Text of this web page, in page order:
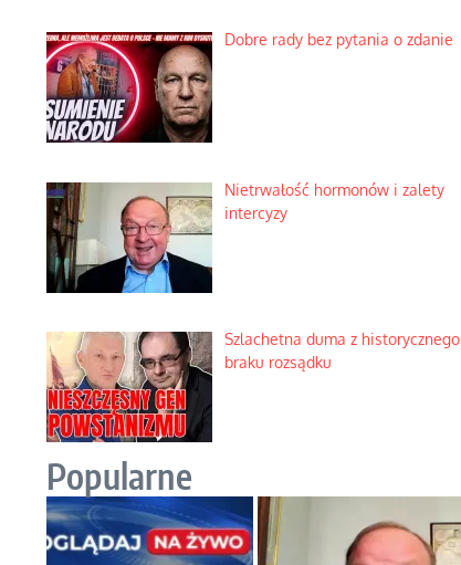
Dobre rady bez pytania o zdanie
Nietrwałość hormonów i zalety
intercyzy
Szlachetna duma z historycznego
braku rozsądku
Popularne